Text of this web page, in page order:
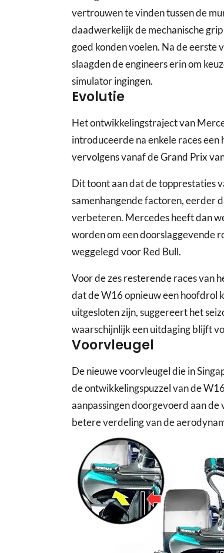
vertrouwen te vinden tussen de
daadwerkelijk de mechanische
goed konden voelen. Na de
slaagden de engineers erin om
simulator ingingen.
Evolutie
Het ontwikkelingstraject van
introduceerde na enkele races
vervolgens vanaf de Grand Prix
Dit toont aan dat de topprestaties
samenhangende factoren, eerder
verbeteren. Mercedes heeft dan
worden om een doorslaggevende
weggelegd voor Red Bull.
Voor de zes resterende races van
dat de W16 opnieuw een hoofdrol
uitgesloten zijn, suggereert het
waarschijnlijk een uitdaging blijft
Voorvleugel
De nieuwe voorvleugel die in
de ontwikkelingspuzzel van de
aanpassingen doorgevoerd aan de
betere verdeling van de